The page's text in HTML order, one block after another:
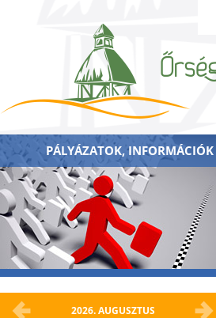
PÁLYÁZATOK, INFORMÁCIÓK
2026. AUGUSZTUS